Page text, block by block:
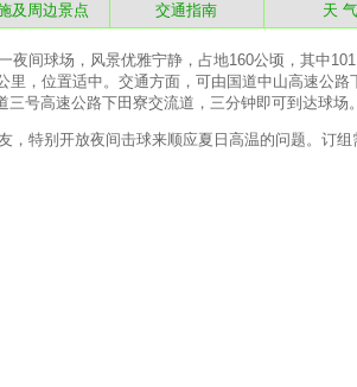
及周边景点 交通指南 天
球场，风景优雅宁静，占地160公顷，其中
，位置适中。交通方面，可由国道中山高速公路
号高速公路下田寮交流道，三分钟即可到达球场。
特别开放夜间击球来顺应夏日高温的问题。订组